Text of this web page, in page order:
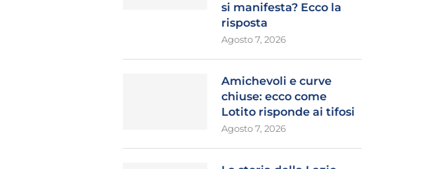
si manifesta? Ecco la
risposta
Agosto 7, 2026
Amichevoli e curve
chiuse: ecco come
Lotito risponde ai tifosi
Agosto 7, 2026